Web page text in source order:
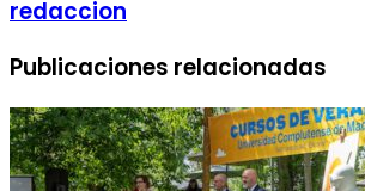
redaccion
Publicaciones relacionadas